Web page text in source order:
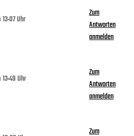
Uhr
Zum
Antworten
anmelden
Uhr
Zum
Antworten
anmelden
Zum